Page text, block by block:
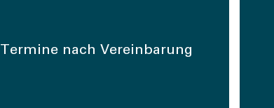
Termine nach Vereinbarung